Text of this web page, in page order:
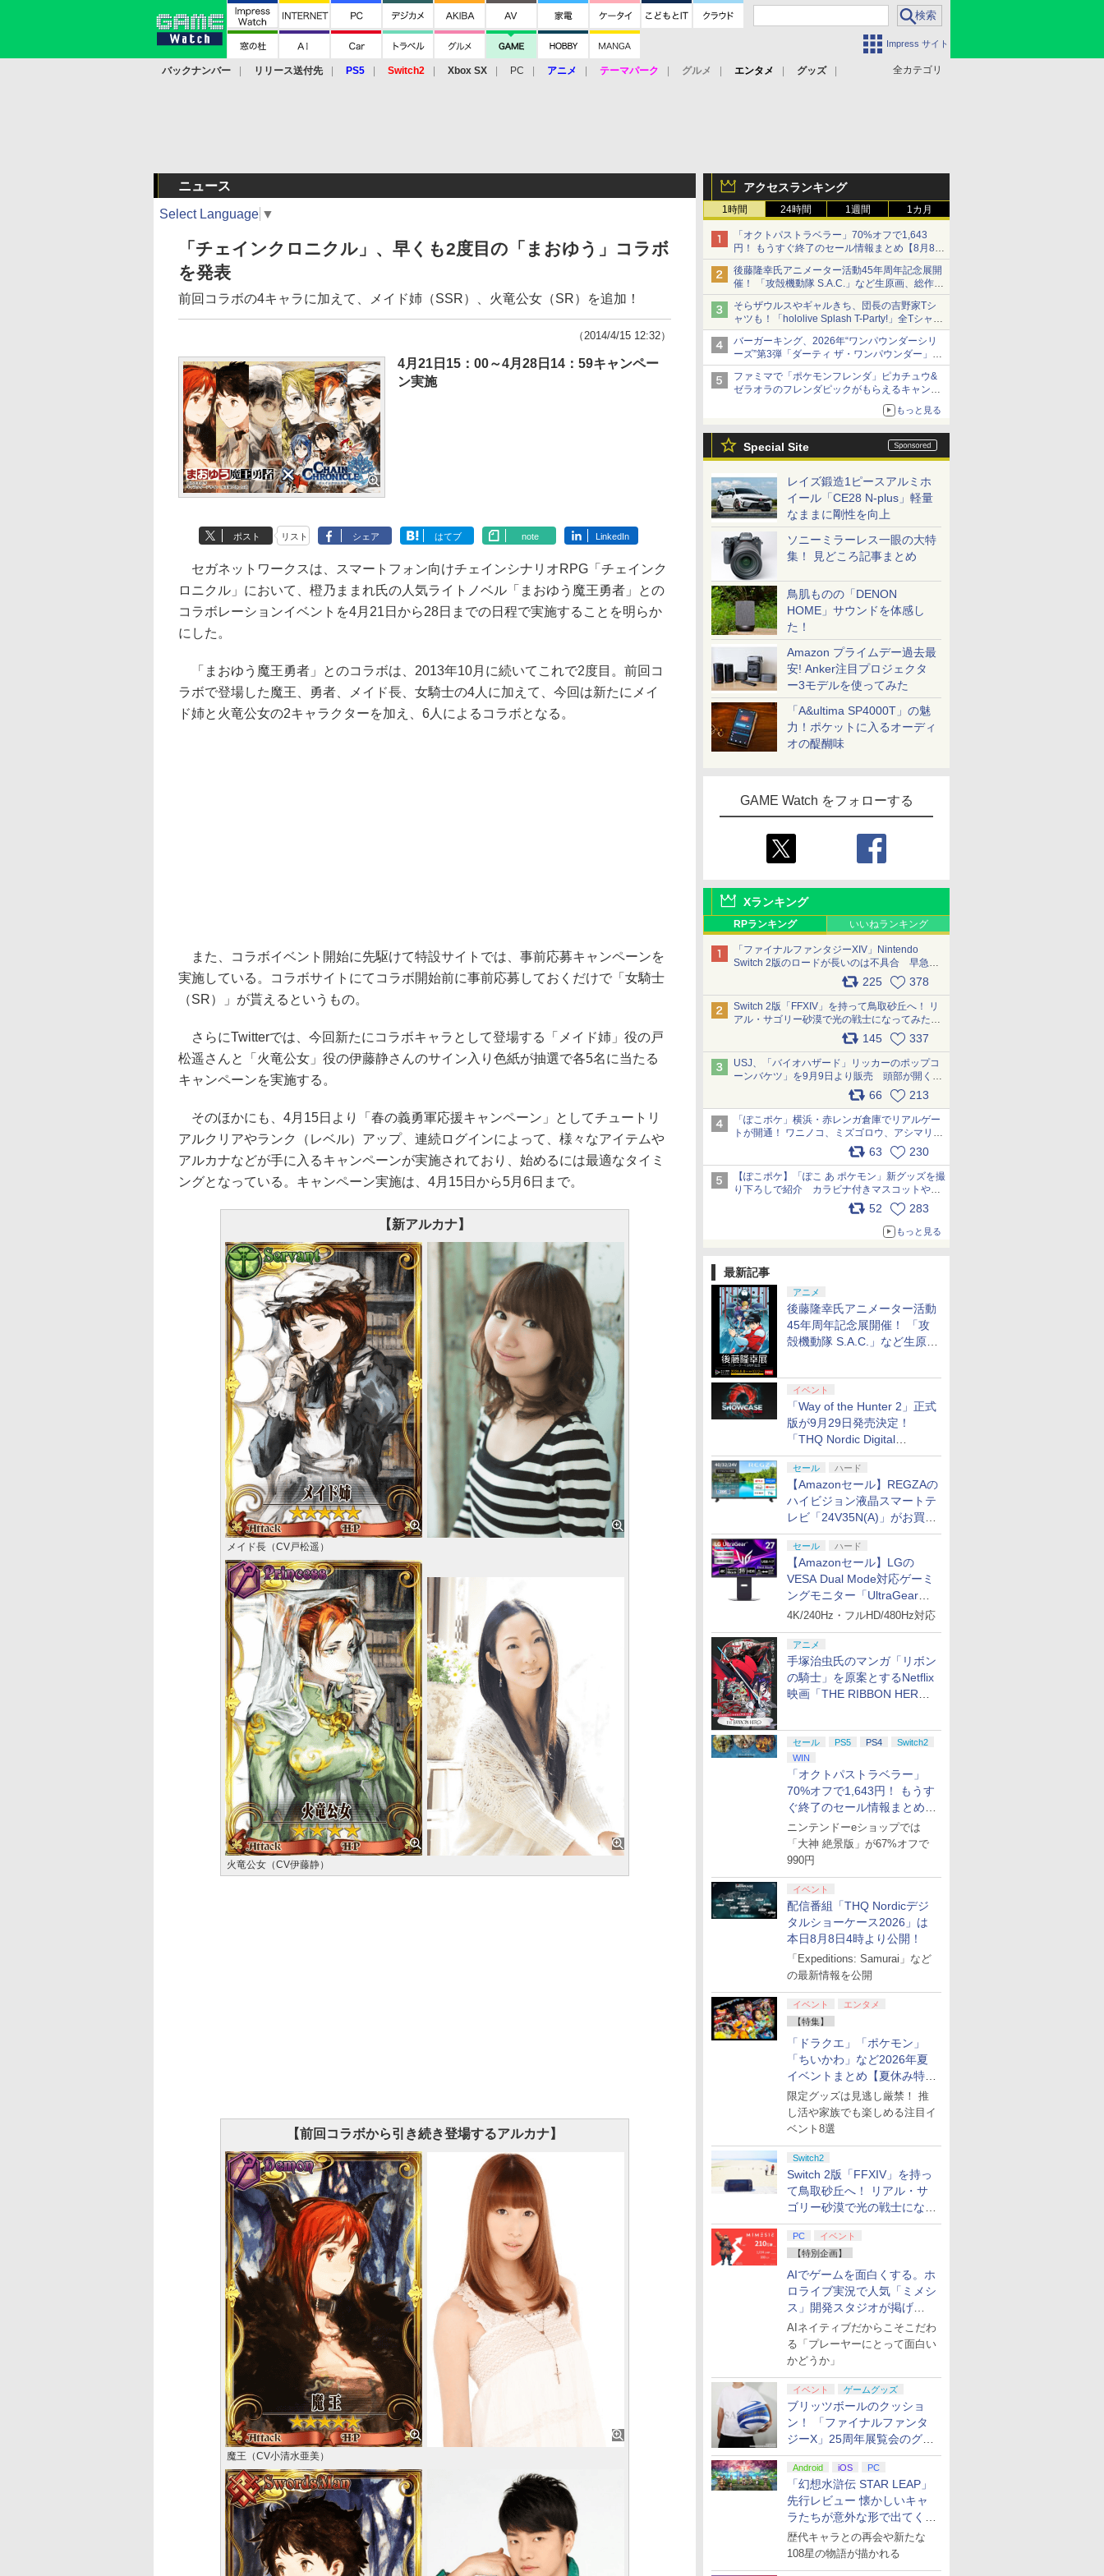
Impress サイト
全カテゴリ
バックナンバー リリース送付先 PS5 Switch2 Xbox SX PC アニメ テーマパーク グルメ エンタメ
グッズ
アクセスランキング
1時間 24時間 1週間 1カ月
「オクトパストラベラー」70%オフで1,643
円！ もうすぐ終了のセール情報まとめ【8月8日
更新】
ニンテンドーeショップでは「大神 絶景版」が
67%オフで990円
後藤隆幸氏アニメーター活動45年周年記念展開
催！ 「攻殻機動隊 S.A.C.」など生原画、総作画
監督修正が展示
そらザウルスやギャルきち、団長の吉野家Tシ
ャツも！「hololive Splash T-Party!」全Tシャツ
ラインナップ公開＆オンライン販売開始
バーガーキング、2026年“ワンパウンダーシリ
ーズ”第3弾「ダーティ ザ・ワンパウンダー」を
8月7日発売
「特製ガーリックマヨソース」を使用した超大
型チーズバーガー
ファミマで「ポケモンフレンダ」ピカチュウ&
ゼラオラのフレンダピックがもらえるキャンペ
もっと見る
Special Site
レイズ鍛造1ピースアルミホ
イール「CE28 N-plus」軽量
なままに剛性を向上
ソニーミラーレス一眼の大特
集！ 見どころ記事まとめ
鳥肌ものの「DENON
HOME」サウンドを体感し
た！
Amazon プライムデー過去最
安! Anker注目プロジェクタ
ー3モデルを使ってみた
「A&ultima SP4000T」の魅
力！ポケットに入るオーディ
オの醍醐味
GAME Watch をフォローする
Xランキング
RPランキング いいねランキング
「ファイナルファンタジーXIV」Nintendo
Switch 2版のロードが長いのは不具合 早急に
アップデートできるよう対応中225 378
Switch 2版「FFXIV」を持って鳥取砂丘へ！ リ
アル・サゴリー砂漠で光の戦士になってみた
145 337
USJ、「バイオハザード」リッカーのポップコ
ーンバケツ」を9月9日より販売 頭部が開く仕
組み。味は恐怖を堪のう「味噌フレーバー」
66 213
「ぽこポケ」横浜・赤レンガ倉庫でリアルゲー
トが開通！ ワニノコ、ミズゴロウ、アシマリ登
場シーンをレポート pic.x.com/LDgEByVl6D
63 230
【ぽこポケ】「ぽこ あ ポケモン」新グッズを撮
り下ろしで紹介 カラビナ付きマスコットやス
52 283
もっと見る
最新記事
アニメ
後藤隆幸氏アニメーター活動
45年周年記念展開催！ 「攻
殻機動隊 S.A.C.」など生原
イベント
「Way of the Hunter 2」正式
版が9月29日発売決定！
「THQ Nordic Digital
Showcase 2026」まとめ
セール ハード
【Amazonセール】REGZAの
ハイビジョン液晶スマートテ
レビ「24V35N(A)」がお買い
得！
セール ハード
【Amazonセール】LGの
VESA Dual Mode対応ゲーミ
ングモニター「UltraGear
27G850A-B」がお買い得！
4K/240Hz・フルHD/480Hz対応
アニメ
手塚治虫氏のマンガ「リボン
の騎士」を原案とするNetflix
映画「THE RIBBON HERO
セール PS5 PS4
Switch2
WIN
「オクトパストラベラー」
70%オフで1,643円！ もうす
ぐ終了のセール情報まとめ
【8月8日更新】
ニンテンドーeショップでは
「大神 絶景版」が67%オフで
990円
イベント
配信番組「THQ Nordicデジ
タルショーケース2026」は
本日8月8日4時より公開！
「Expeditions: Samurai」など
の最新情報を公開
イベント
エンタメ
【特集】
「ドラクエ」「ポケモン」
「ちいかわ」など2026年夏
イベントまとめ【夏休み特
集】
限定グッズは見逃し厳禁！ 推
し活や家族でも楽しめる注目イ
ベント8選
Switch2
Switch 2版「FFXIV」を持っ
て鳥取砂丘へ！ リアル・サ
ゴリー砂漠で光の戦士になっ
てみた
PC
イベント
【特別企画】
AIでゲームを面白くする。ホ
ロライブ実況で人気「ミメシ
ス」開発スタジオが掲げ
る“AI活用の信念”とは？【講
演レポート】
AIネイティブだからこそこだわ
る「プレーヤーにとって面白い
かどうか」
イベント ゲームグッズ
ブリッツボールのクッショ
ン！ 「ファイナルファンタ
ジーX」25周年展覧会のグッ
ズ情報が公開
Android iOS PC
「幻想水滸伝 STAR LEAP」
先行レビュー 懐かしいキャ
ラたちが意外な形で出てくる
シリーズ完全新作！
歴代キャラとの再会や新たな
108星の物語が描かれる
ニュース
Select Language ▼
「チェインクロニクル」、早くも2度目の「まおゆう」コラボ
を発表
前回コラボの4キャラに加えて、メイド姉（SSR）、火竜公女（SR）を追加！
（2014/4/15 12:32）
4月21日15：00～4月28日14：59キャンペー
ン実施
ポスト リスト シェア はてブ note LinkedIn
セガネットワークスは、スマートフォン向けチェインシナリオRPG「チェインク
ロニクル」において、橙乃ままれ氏の人気ライトノベル「まおゆう魔王勇者」との
コラボレーションイベントを4月21日から28日までの日程で実施することを明らか
にした。
「まおゆう魔王勇者」とのコラボは、2013年10月に続いてこれで2度目。前回コ
ラボで登場した魔王、勇者、メイド長、女騎士の4人に加えて、今回は新たにメイ
ド姉と火竜公女の2キャラクターを加え、6人によるコラボとなる。
また、コラボイベント開始に先駆けて特設サイトでは、事前応募キャンペーンを
実施している。コラボサイトにてコラボ開始前に事前応募しておくだけで「女騎士
（SR）」が貰えるというもの。
さらにTwitterでは、今回新たにコラボキャラとして登場する「メイド姉」役の戸
松遥さんと「火竜公女」役の伊藤静さんのサイン入り色紙が抽選で各5名に当たる
キャンペーンを実施する。
そのほかにも、4月15日より「春の義勇軍応援キャンペーン」としてチュートリ
アルクリアやランク（レベル）アップ、連続ログインによって、様々なアイテムや
アルカナなどが手に入るキャンペーンが実施されており、始めるには最適なタイミ
ングとなっている。キャンペーン実施は、4月15日から5月6日まで。
【新アルカナ】
メイド長（CV戸松遥）
火竜公女（CV伊藤静）
【前回コラボから引き続き登場するアルカナ】
魔王（CV小清水亜美）